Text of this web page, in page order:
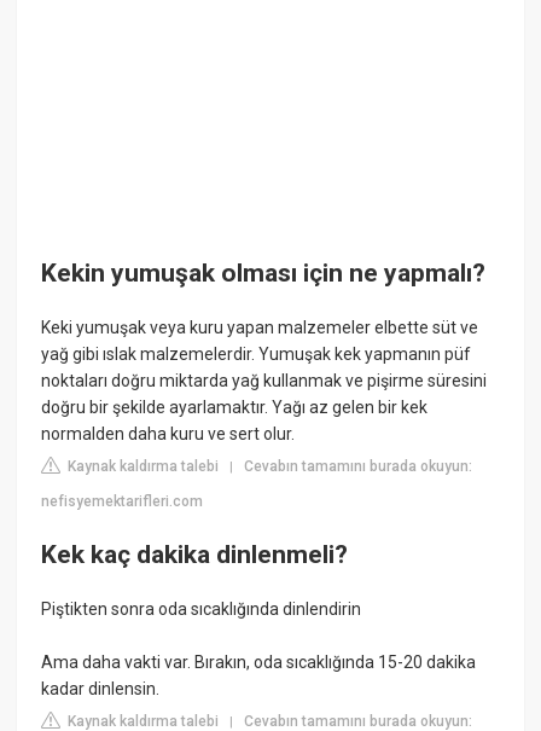
Kekin yumuşak olması için ne yapmalı?
Keki yumuşak veya kuru yapan malzemeler elbette süt ve
yağ gibi ıslak malzemelerdir. Yumuşak kek yapmanın püf
noktaları doğru miktarda yağ kullanmak ve pişirme süresini
doğru bir şekilde ayarlamaktır. Yağı az gelen bir kek
normalden daha kuru ve sert olur.
Kaynak kaldırma talebi |Cevabın tamamını burada okuyun:
nefisyemektarifleri.com
Kek kaç dakika dinlenmeli?
Piştikten sonra oda sıcaklığında dinlendirin
Ama daha vakti var. Bırakın, oda sıcaklığında 15-20 dakika
kadar dinlensin.
Kaynak kaldırma talebi |Cevabın tamamını burada okuyun: